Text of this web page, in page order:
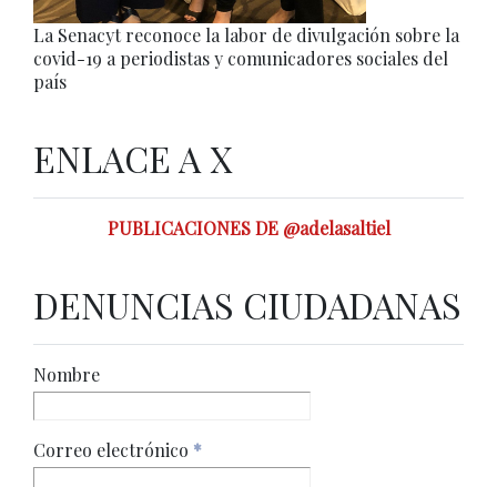
La Senacyt reconoce la labor de divulgación sobre la
covid-19 a periodistas y comunicadores sociales del
país
ENLACE A X
PUBLICACIONES DE @adelasaltiel
DENUNCIAS CIUDADANAS
Nombre
Correo electrónico *